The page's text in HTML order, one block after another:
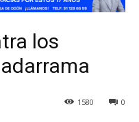
los
0
1580